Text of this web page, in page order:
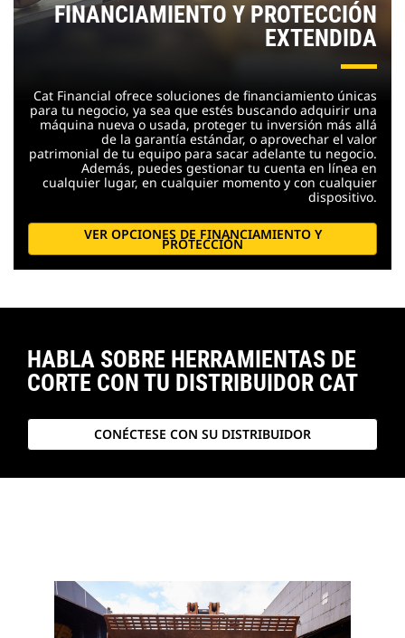
FINANCIAMIENTO Y PROTECCIÓN
EXTENDIDA
Cat Financial ofrece soluciones de financiamiento únicas
para tu negocio, ya sea que estés buscando adquirir una
máquina nueva o usada, proteger tu inversión más allá
de la garantía estándar, o aprovechar el valor
patrimonial de tu equipo para sacar adelante tu negocio.
Además, puedes gestionar tu cuenta en línea en
cualquier lugar, en cualquier momento y con cualquier
dispositivo.
VER OPCIONES DE FINANCIAMIENTO Y
PROTECCIÓN
HABLA SOBRE HERRAMIENTAS DE
CORTE CON TU DISTRIBUIDOR CAT
CONÉCTESE CON SU DISTRIBUIDOR